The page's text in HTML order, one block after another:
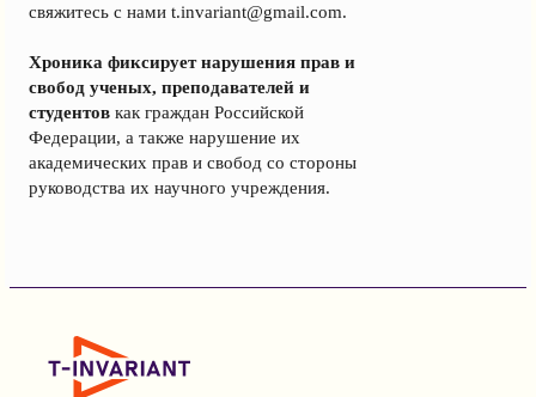
свяжитесь с нами t.invariant@gmail.com.
Хроника фиксирует нарушения прав и
свобод ученых, преподавателей и
студентов как граждан Российской
Федерации, а также нарушение их
академических прав и свобод со стороны
руководства их научного учреждения.